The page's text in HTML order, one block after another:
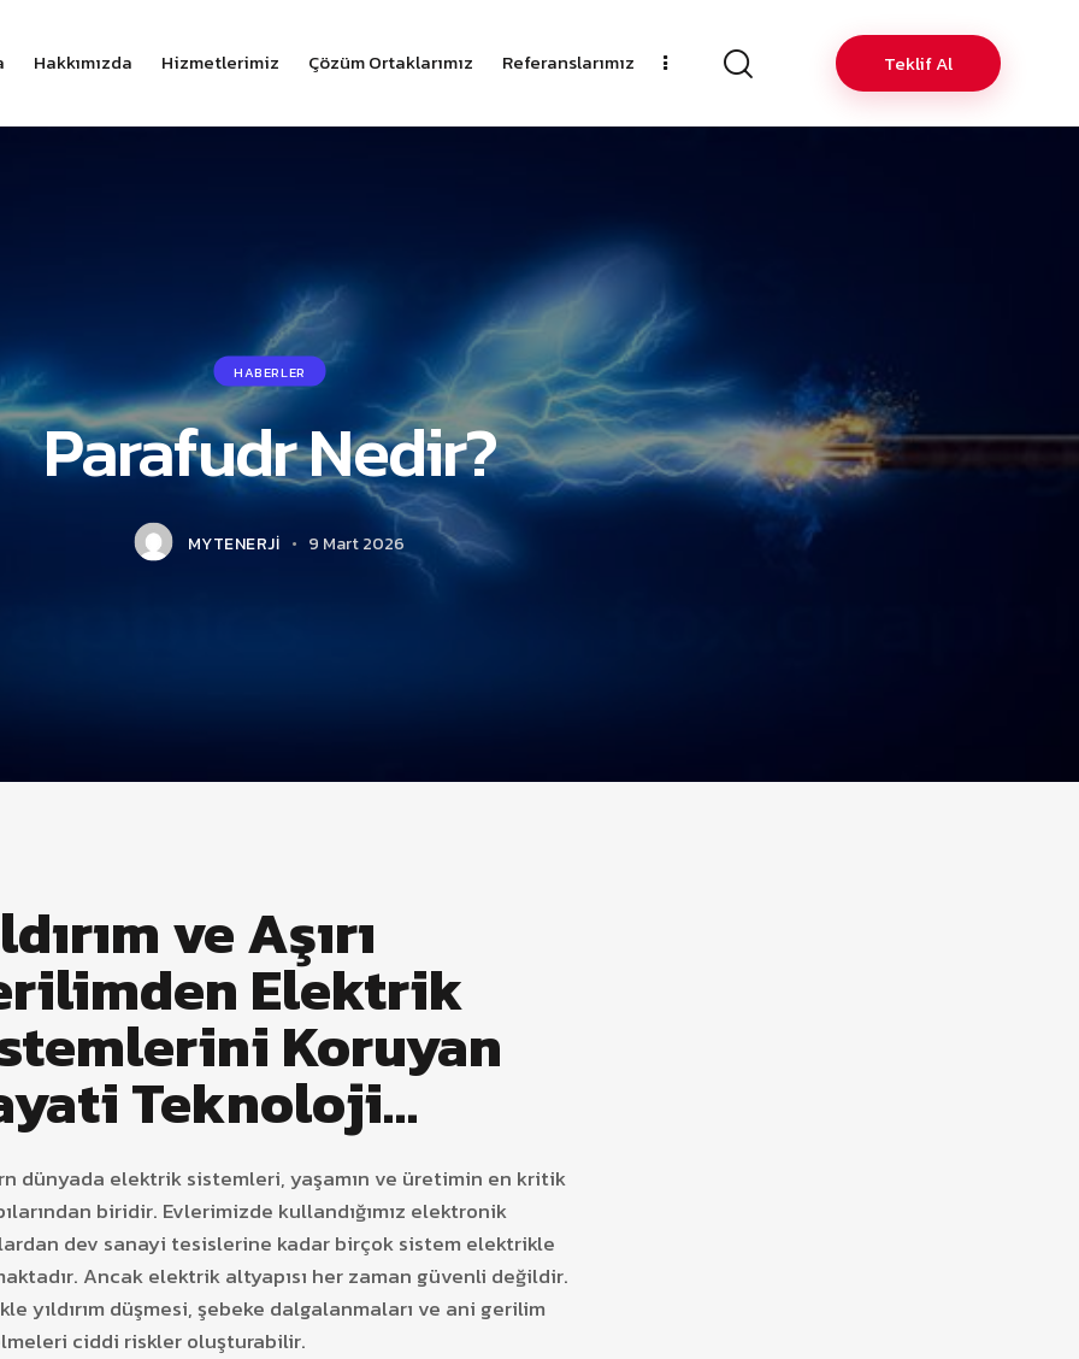
Hakkımızda Hizmetlerimiz Çözüm Ortaklarımız Referanslarımız Teklif Al
HABERLER
Parafudr Nedir?
MYTENERJI 9 Mart 2026
ve Aşırı
Elektrik
Koruyan
Teknoloji…
dünyada elektrik sistemleri, yaşamın ve üretimin en kritik
biridir. Evlerimizde kullandığımız elektronik
dev sanayi tesislerine kadar birçok sistem elektrikle
Ancak elektrik altyapısı her zaman güvenli değildir.
yıldırım düşmesi, şebeke dalgalanmaları ve ani gerilim
ciddi riskler oluşturabilir.